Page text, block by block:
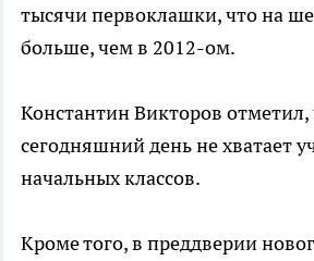
тысячи первоклашки, что на
больше, чем в 2012-ом.
Константин Викторов отметил,
сегодняшний день не хватает
начальных классов.
Кроме того, в преддверии